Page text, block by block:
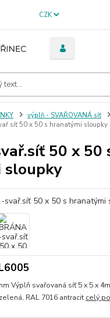
CZK
výplň - SVAŘOVANÁ síť
50 x 50 s hranatými sloupky
50 x 50
sloupky
Výplň svařovaná síť 5 x 5 x
RAL 7016 antracit celý